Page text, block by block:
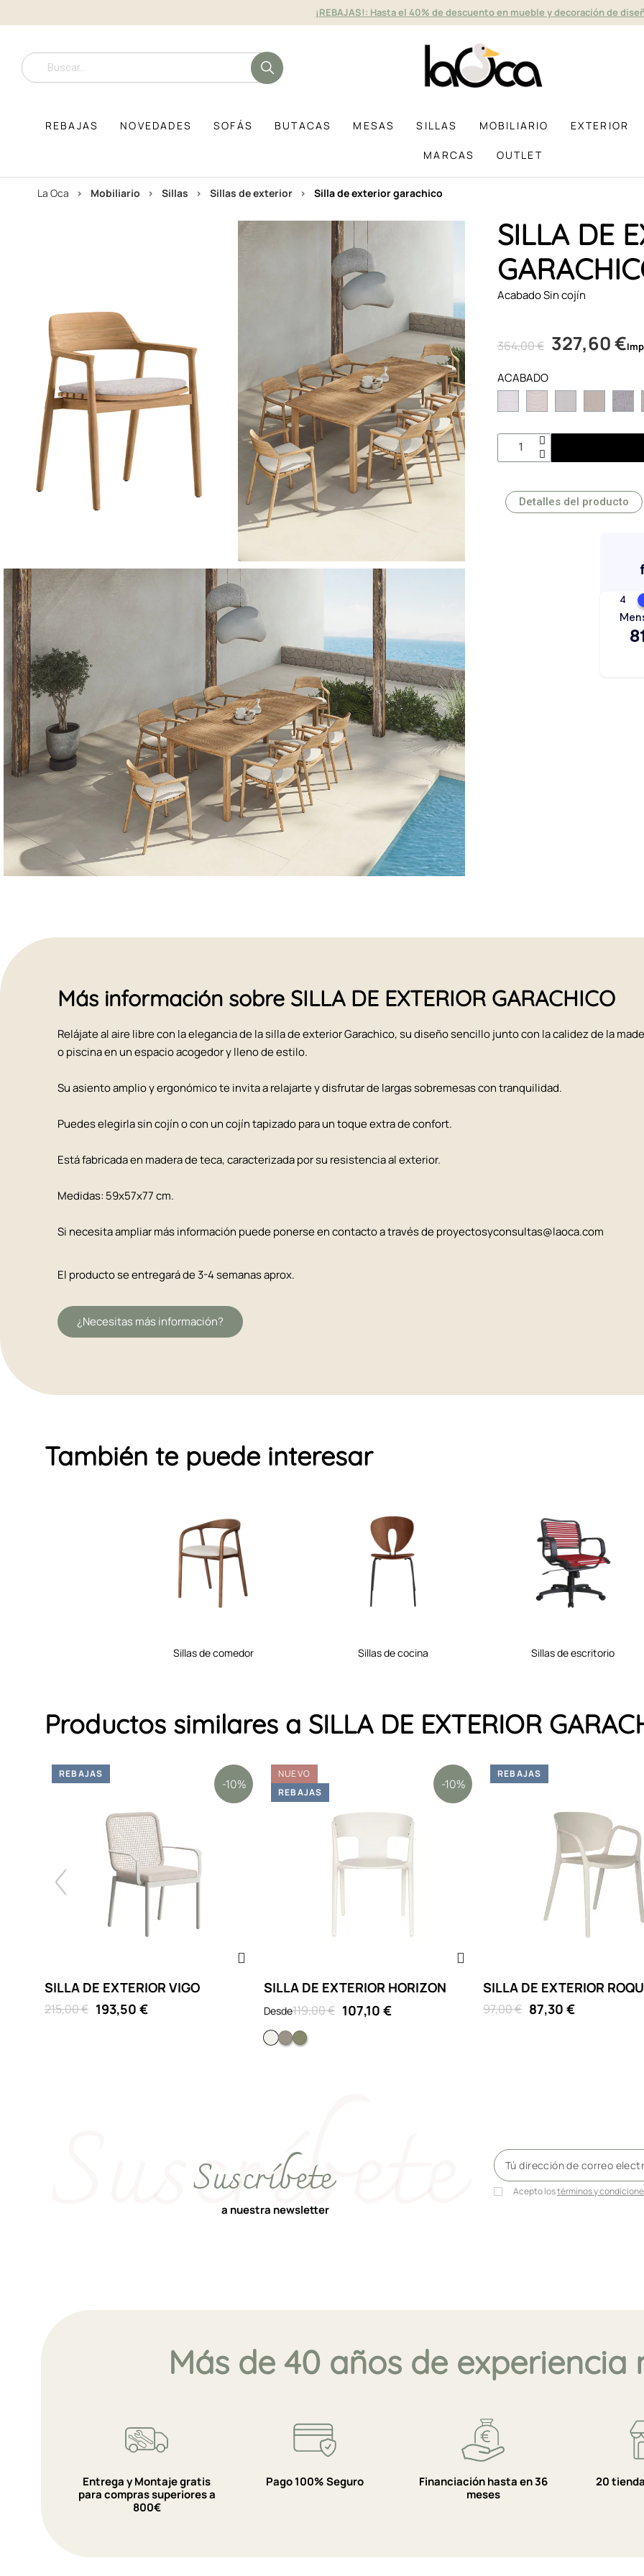
¡REBAJAS!: Hasta el 40% de descuento en mueble y decoración de
REBAJAS NOVEDADES SOFÁS BUTACAS MESAS SILLAS MOBILIARIO EXTERIOR
MARCAS OUTLET
La Oca mobiliario sillas sillas de exterior silla de exterior garachico
SILLA DE
Acabado Sin cojín
364,00 € 327,60 €
ACABADO
Detalles del producto
Más información sobre SILLA DE EXTERIOR GARACHICO
Relájate al aire libre con la elegancia de la silla de exterior Garachico, su diseño sencillo junto con la calidez de la
o piscina en un espacio acogedor y lleno de estilo.
Su asiento amplio y ergonómico te invita a relajarte y disfrutar de largas sobremesas con tranquilidad.
Puedes elegirla sin cojín o con un cojín tapizado para un toque extra de confort.
Está fabricada en madera de teca, caracterizada por su resistencia al exterior.
Medidas: 59x57x77 cm.
Si necesita ampliar más información puede ponerse en contacto a través de proyectosyconsultas@laoca.com
El producto se entregará de 3-4 semanas aprox.
¿Necesitas más información?
También te puede interesar
sillas de comedor sillas de cocina sillas de escritorio
Productos similares a SILLA DE EXTERIOR
SILLA DE EXTERIOR VIGO
215,00 € 193,50 €
-10%
REBAJAS
SILLA DE EXTERIOR HORIZON
Desde119,00 € 107,10 €
BlancoGris pardo
Verde
NUEVO
-10%
REBAJAS
SILLA DE EXTERIOR
97,00 € 87,30 €
REBAJAS
Suscríbete
a nuestra newsletter
Acepto lostérminos y
Más de 40 años de experiencia
Entrega y Montaje gratis
para compras superiores a
800€
Pago 100% Seguro
Financiación hasta en 36
meses
20